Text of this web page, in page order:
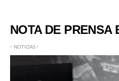
NOTA DE PRENSA
• NOTICIAS•